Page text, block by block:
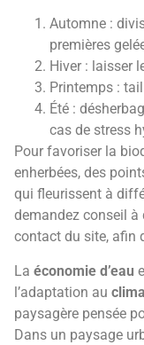
Automne :
premières
Hiver : laisser
Printemps :
Été :
cas de stress
Pour favoriser la
enherbées, des
qui fleurissent à
demandez conseil
contact du site, afin
La économie d’eau
l’adaptation au
paysagère pensée
Dans un paysage